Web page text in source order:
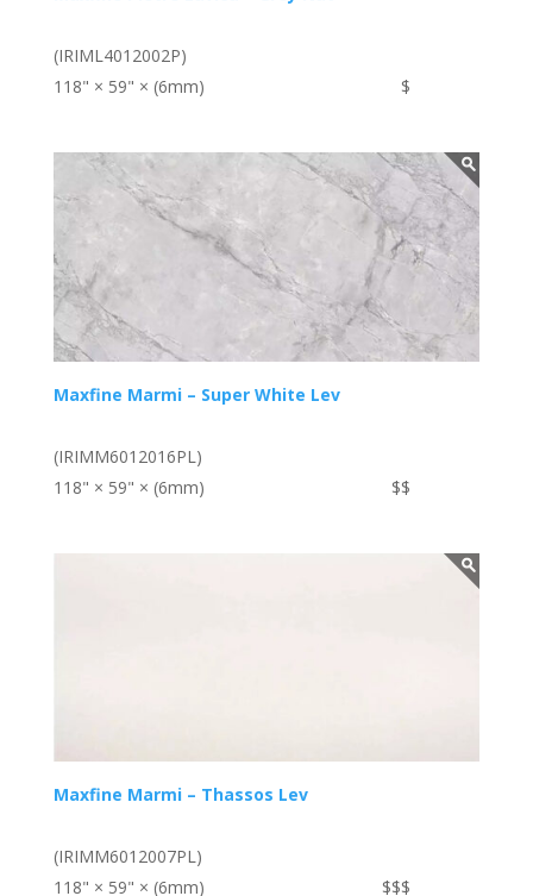
(IRIML4012002P)
118" × 59" × (6mm)
$
Maxfine Marmi – Super White Lev
(IRIMM6012016PL)
118" × 59" × (6mm)
$$
Maxfine Marmi – Thassos Lev
(IRIMM6012007PL)
118" × 59" × (6mm)
$$$